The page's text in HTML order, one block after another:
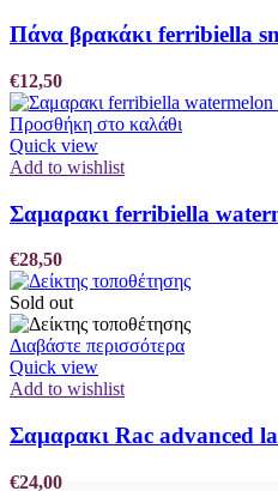
Πάνα βρακάκι ferribiella
€12,50
Προσθήκη στο καλάθι
Quick view
Add to wishlist
Σαμαρακι ferribiella
€28,50
Sold out
Διαβάστε περισσότερα
Quick view
Add to wishlist
Σαμαρακι Rac advanced
€24,00